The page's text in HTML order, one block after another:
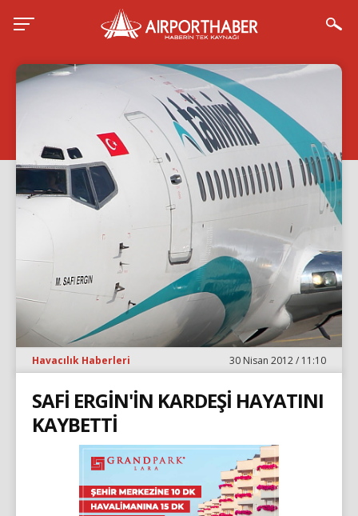
Havacılık Haberleri 30 Nisan 2012 / 11:10
SAFİ ERGİN'İN KARDEŞİ HAYATINI
KAYBETTİ